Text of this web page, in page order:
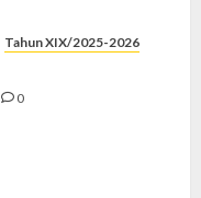
Tahun XIX/2025-2026
0